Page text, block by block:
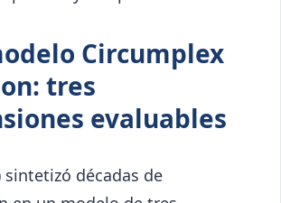
Circumplex
tres
evaluables
sintetizó décadas de